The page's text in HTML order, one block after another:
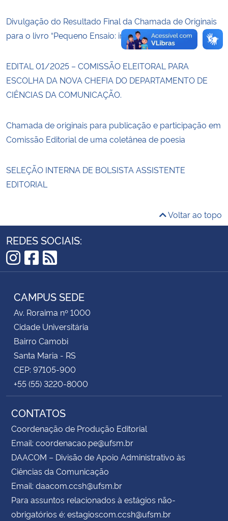
Divulgação do Resultado Final da Chamada de Originais
para o livro “Pequeno Ensaio: incompleto”
EDITAL 01/2025 – COMISSÃO ELEITORAL PARA
ESCOLHA DA NOVA CHEFIA DO DEPARTAMENTO DE
CIÊNCIAS DA COMUNICAÇÃO.
Chamada de originais para publicação e participação em
Comissão Editorial de uma coletânea de poesia
SELEÇÃO INTERNA DE BOLSISTA ASSISTENTE
EDITORIAL
Voltar ao topo
REDES SOCIAIS:
Instagram
Facebook
RSS
CAMPUS SEDE
Av. Roraima nº 1000
Cidade Universitária
Bairro Camobi
Santa Maria - RS
CEP: 97105-900
+55 (55) 3220-8000
CONTATOS
Coordenação de Produção Editorial
Email: coordenacao.pe@ufsm.br
DAACOM – Divisão de Apoio Administrativo às
Ciências da Comunicação
Email: daacom.ccsh@ufsm.br
Para assuntos relacionados à estágios não-
obrigatórios é: estagioscom.ccsh@ufsm.br